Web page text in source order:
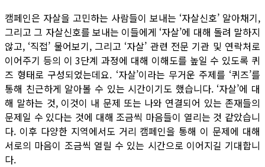
캠페인은 자살을 고민하는 사람들이 보내는 ‘자살신호’ 알아채기,
그리고 그 자살신호를 보내는 이들에게 ‘자살’에 대해 돌려 말하지
않고, ‘직접’ 물어보기, 그리고 ‘자살’ 관련 전문 기관 및 연락처로
이어주기 등의 이 3단계 과정에 대해 이해도를 높일 수 있도록 퀴
즈 형태로 구성되었는데요. ‘자살’이라는 무거운 주제를 ‘퀴즈’를
통해 친근하게 알아볼 수 있는 시간이기도 했습니다. ‘자살’에 대
해 말하는 것, 이것이 내 문제 또는 나와 연결되어 있는 존재들의
문제일 수 있다는 것에 대해 조금씩 마음들이 열리는 것 같았습니
다. 이후 다양한 지역에서도 거리 캠페인을 통해 이 문제에 대해
서로의 마음이 조금씩 열릴 수 있는 시간으로 이어지길 기대합니
다.